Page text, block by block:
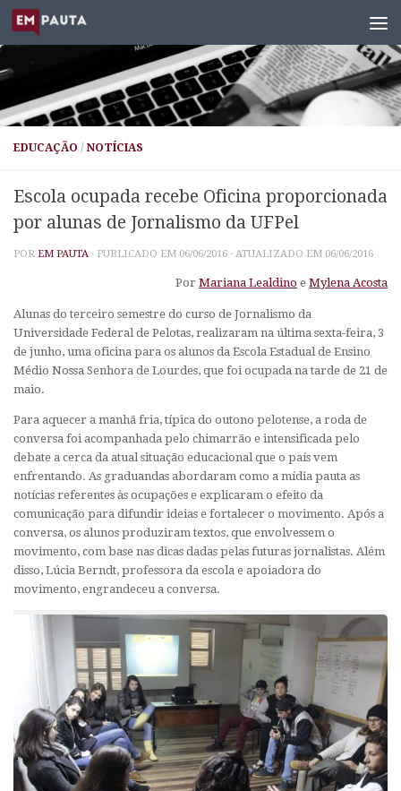
Skip to content
EDUCAÇÃO / NOTÍCIAS
Escola ocupada recebe Oficina proporcionada
por alunas de Jornalismo da UFPel
POR EM PAUTA · PUBLICADO EM 06/06/2016 · ATUALIZADO EM 06/06/2016
Por Mariana Lealdino e Mylena Acosta
Alunas do terceiro semestre do curso de Jornalismo da
Universidade Federal de Pelotas, realizaram na última sexta-feira, 3
de junho, uma oficina para os alunos da Escola Estadual de Ensino
Médio Nossa Senhora de Lourdes, que foi ocupada na tarde de 21 de
maio.
Para aquecer a manhã fria, típica do outono pelotense, a roda de
conversa foi acompanhada pelo chimarrão e intensificada pelo
debate a cerca da atual situação educacional que o país vem
enfrentando. As graduandas abordaram como a mídia pauta as
notícias referentes às ocupações e explicaram o efeito da
comunicação para difundir ideias e fortalecer o movimento. Após a
conversa, os alunos produziram textos, que envolvessem o
movimento, com base nas dicas dadas pelas futuras jornalistas. Além
disso, Lúcia Berndt, professora da escola e apoiadora do
movimento, engrandeceu a conversa.